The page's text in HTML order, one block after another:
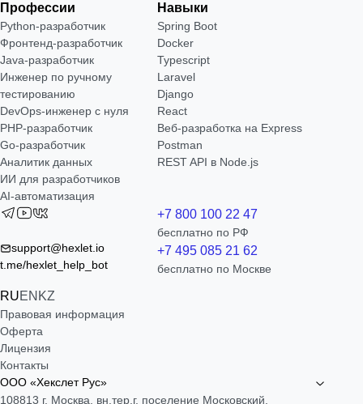
Профессии
Python-разработчик
Фронтенд-разработчик
Java-разработчик
Инженер по ручному
тестированию
DevOps-инженер с нуля
РНР-разработчик
Go-разработчик
Аналитик данных
ИИ для разработчиков
AI-автоматизация
Навыки
Spring Boot
Docker
Typescript
Laravel
Django
React
Веб-разработка на Express
Postman
REST API в Node.js
support@hexlet.io
t.me/hexlet_help_bot
RUEN KZ
+7 800 100 22 47
бесплатно по РФ
+7 495 085 21 62
бесплатно по Москве
Правовая информация
Оферта
Лицензия
Контакты
ООО «Хекслет Рус»
108813 г. Москва, вн.тер.г. поселение Московский,